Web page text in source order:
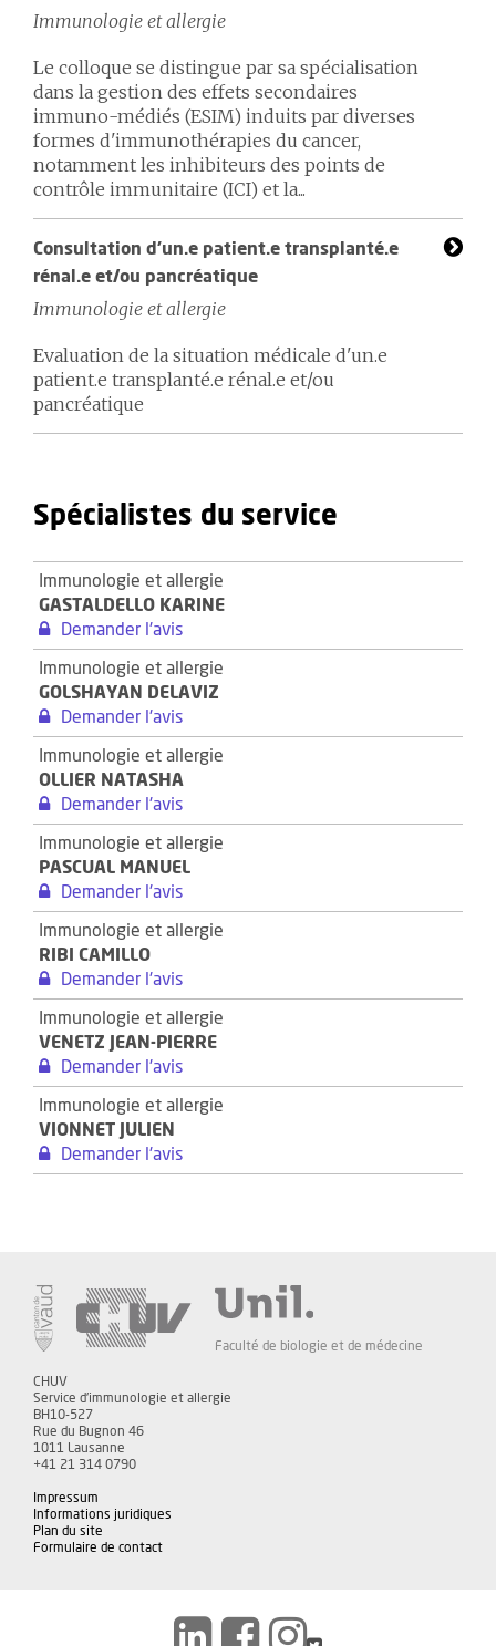
Immunologie et allergie
Le colloque se distingue par sa spécialisation
dans la gestion des effets secondaires
immuno-médiés (ESIM) induits par diverses
formes d'immunothérapies du cancer,
notamment les inhibiteurs des points de
contrôle immunitaire (ICI) et la...
Consultation d'un.e patient.e transplanté.e
rénal.e et/ou pancréatique
Immunologie et allergie
Evaluation de la situation médicale d'un.e
patient.e transplanté.e rénal.e et/ou
pancréatique
Spécialistes du service
GASTALDELLO KARINE
Immunologie et allergie
Demander l'avis
GOLSHAYAN DELAVIZ
Immunologie et allergie
Demander l'avis
OLLIER NATASHA
Immunologie et allergie
Demander l'avis
PASCUAL MANUEL
Immunologie et allergie
Demander l'avis
RIBI CAMILLO
Immunologie et allergie
Demander l'avis
VENETZ JEAN-PIERRE
Immunologie et allergie
Demander l'avis
VIONNET JULIEN
Immunologie et allergie
Demander l'avis
Faculté de biologie et de médecine
CHUV
Service d'immunologie et allergie
BH10-527
Rue du Bugnon 46
1011 Lausanne
+41 21 314 0790
Impressum
Informations juridiques
Plan du site
Formulaire de contact